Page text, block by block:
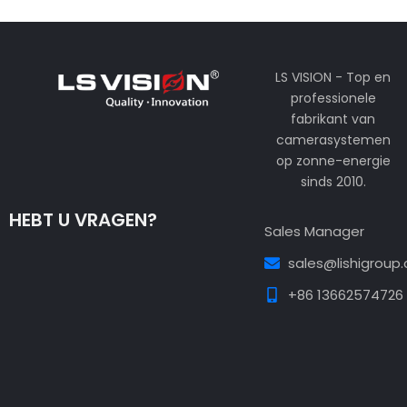
LS VISION - Top en
professionele
fabrikant van
camerasystemen
op zonne-energie
sinds 2010.
HEBT U VRAGEN?
Sales Manager
+86 13662574726